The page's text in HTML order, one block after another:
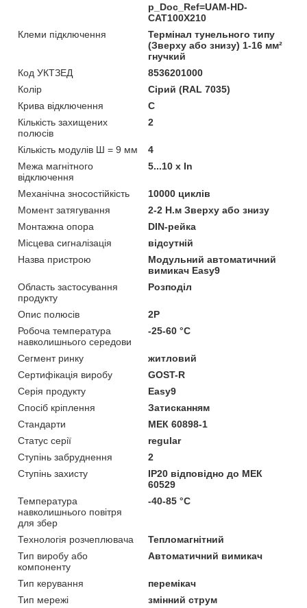
p_Doc_Ref=UAM-HD-
CAT100X210
Клеми підключення
Термінал тунельного типу
(Зверху або знизу) 1-16 мм²
гнучкий
Код УКТЗЕД
8536201000
Колір
Сірий (RAL 7035)
Крива відключення
C
Кількість захищених
полюсів
2
Кількість модулів Ш = 9 мм
4
Межа магнітного
відключення
5...10 x In
Механічна зносостійкість
10000 циклів
Момент затягування
2-2 Н.м Зверху або знизу
Монтажна опора
DIN-рейка
Місцева сигналізація
відсутній
Назва пристрою
Модульний автоматичний
вимикач Easy9
Область застосування
продукту
Розподіл
Опис полюсів
2P
Робоча температура
навколишнього середови
-25-60 °C
Сегмент ринку
житловий
Сертифікація виробу
GOST-R
Серія продукту
Easy9
Спосіб кріплення
Затисканням
Стандарти
МЕК 60898-1
Статус серії
regular
Ступінь забруднення
2
Ступінь захисту
IP20 відповідно до МЕК
60529
Температура
навколишнього повітря
для збер
-40-85 °C
Технологія розчеплювача
Тепломагнітний
Тип виробу або
компоненту
Автоматичний вимикач
Тип керування
перемікач
Тип мережі
змінний струм